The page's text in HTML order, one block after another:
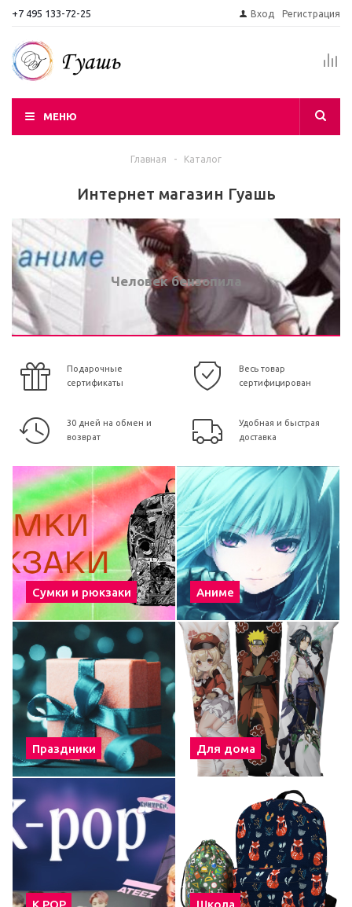
+7 495 133-72-25 Вход Регистрация
МЕНЮ
Главная - Каталог
Интернет магазин Гуашь
Человек бензопила
Подарочные
сертификаты
Весь товар
сертифицирован
30 дней на обмен и
возврат
Удобная и быстрая
доставка
Сумки и рюкзаки Аниме
Праздники Для дома